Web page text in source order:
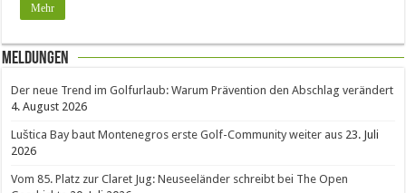
Mehr
Meldungen
Der neue Trend im Golfurlaub: Warum Prävention den Abschlag verändert
4. August 2026
Luštica Bay baut Montenegros erste Golf-Community weiter aus 23. Juli
2026
Vom 85. Platz zur Claret Jug: Neuseeländer schreibt bei The Open